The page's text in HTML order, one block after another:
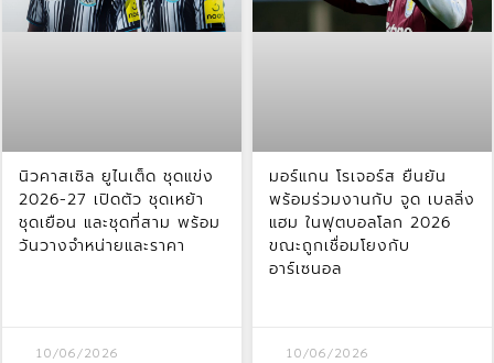
นิวคาสเซิล ยูไนเต็ด ชุดแข่ง
2026-27 เปิดตัว ชุดเหย้า
ชุดเยือน และชุดที่สาม พร้อม
วันวางจำหน่ายและราคา
10/06/2026
มอร์แกน โรเจอร์ส ยืนยัน
พร้อมร่วมงานกับ จูด เบลลิ่ง
แฮม ในฟุตบอลโลก 2026
ขณะถูกเชื่อมโยงกับ
อาร์เซนอล
10/06/2026